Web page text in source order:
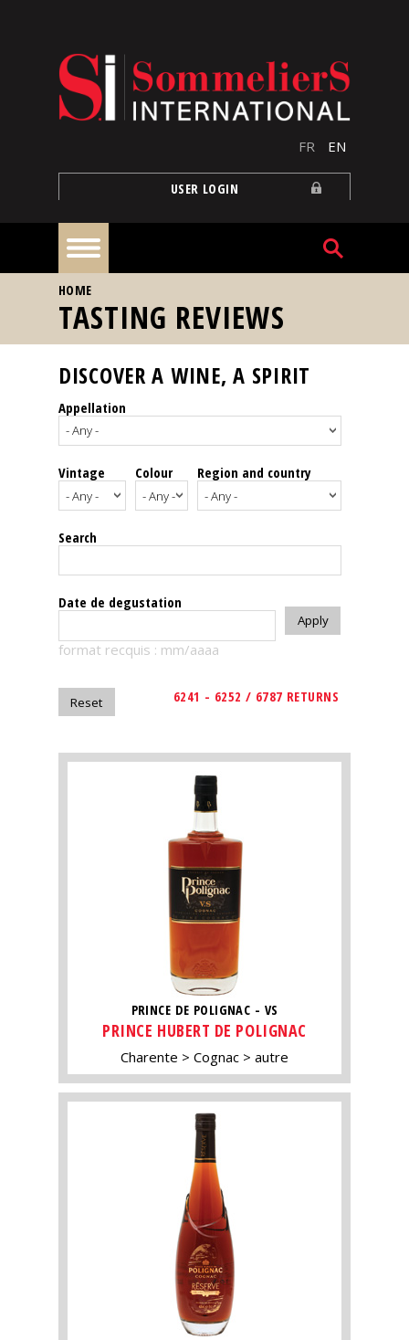
FR EN
USER LOGIN
Home
Our
events
Spirits
Tasting
reviews
The
magazine
Magazine
YOU ARE HERE
HOME
TASTING REVIEWS
DISCOVER A WINE, A SPIRIT
Appellation
Vintage Colour Region and country
Search
Date de degustation
format recquis : mm/aaaa
6241 - 6252 / 6787 RETURNS
PRINCE DE POLIGNAC - VS
PRINCE HUBERT DE POLIGNAC
Charente Cognac autre